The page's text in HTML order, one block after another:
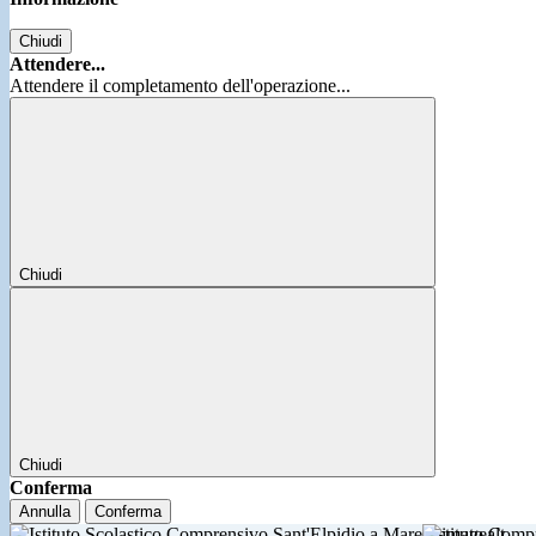
Chiudi
Attendere...
Attendere il completamento dell'operazione...
Chiudi
Chiudi
Conferma
Annulla Conferma